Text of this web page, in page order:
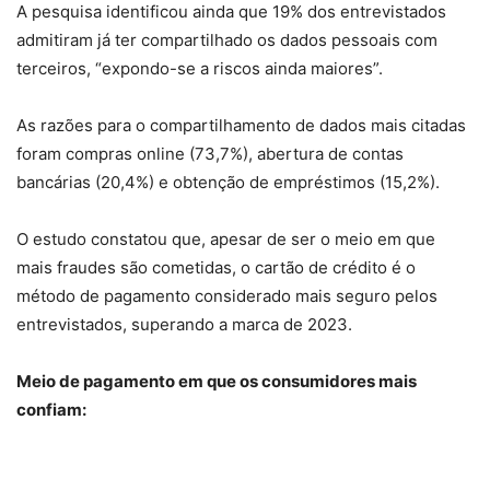
A pesquisa identificou ainda que 19% dos entrevistados
admitiram já ter compartilhado os dados pessoais com
terceiros, “expondo-se a riscos ainda maiores”.
As razões para o compartilhamento de dados mais citadas
foram compras online (73,7%), abertura de contas
bancárias (20,4%) e obtenção de empréstimos (15,2%).
O estudo constatou que, apesar de ser o meio em que
mais fraudes são cometidas, o cartão de crédito é o
método de pagamento considerado mais seguro pelos
entrevistados, superando a marca de 2023.
Meio de pagamento em que os consumidores mais
confiam: